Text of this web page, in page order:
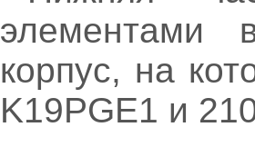
элементами
корпус, на
K19PGE1 и